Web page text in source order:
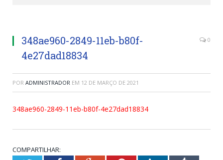
348ae960-2849-11eb-b80f-
4e27dad18834
0
POR ADMINISTRADOR EM 12 DE MARÇO DE 2021
348ae960-2849-11eb-b80f-4e27dad18834
COMPARTILHAR: